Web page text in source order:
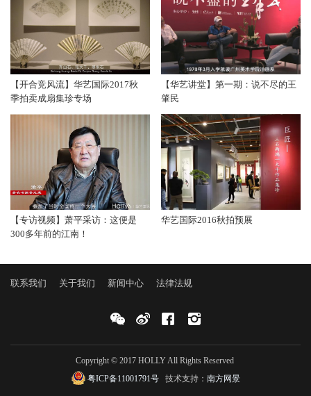
【开合竞风流】华艺国际2017秋
季拍卖成扇集珍专场
【华艺讲堂】第一期：说不尽的王
肇民
【专访视频】萧平采访：这便是
300多年前的江南！
华艺国际2016秋拍预展
联系我们 关于我们 新闻中心 法律法规
Copyright © 2017 HOLLY All Rights Reserved
粤ICP备11001791号技术支持： 南方网景